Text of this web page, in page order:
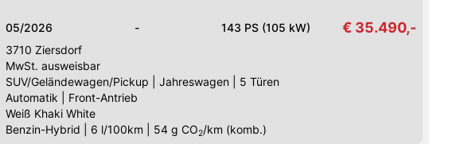
05/2026 - 143 PS (105 kW) € 35.490,-
3710 Ziersdorf
MwSt. ausweisbar
SUV/Geländewagen/Pickup
Jahreswagen
5 Türen
Automatik
Front-Antrieb
Weiß Khaki White
Benzin-Hybrid
6 l/100km 54 g CO2/km (komb.)